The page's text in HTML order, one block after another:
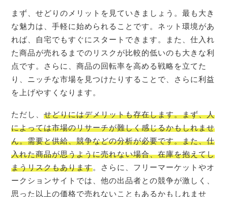
まず、せどりのメリットを見ていきましょう。最も大き
な魅力は、手軽に始められることです。ネット環境があ
れば、自宅でもすぐにスタートできます。また、仕入れ
た商品が売れるまでのリスクが比較的低いのも大きな利
点です。さらに、商品の回転率を高める戦略を立てた
り、ニッチな市場を見つけたりすることで、さらに利益
を上げやすくなります。
ただし、せどりにはデメリットも存在します。まず、人
によっては市場のリサーチが難しく感じるかもしれませ
ん。需要と供給、競争などの分析が必要です。また、仕
入れた商品が思うように売れない場合、在庫を抱えてし
まうリスクもあります。さらに、フリーマーケットやオ
ークションサイトでは、他の出品者との競争が激しく、
思った以上の価格で売れないこともあるかもしれませ